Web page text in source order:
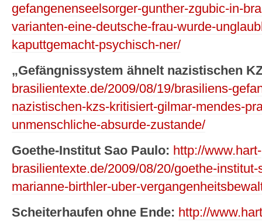
gefangenenseelsorger-gunther-zgubic-in-
varianten-eine-deutsche-frau-wurde-
kaputtgemacht-psychisch-ner/
„Gefängnissystem ähnelt nazistischen
brasilientexte.de/2009/08/19/brasiliens-
nazistischen-kzs-kritisiert-gilmar-mendes-
unmenschliche-absurde-zustande/
Goethe-Institut Sao Paulo: http://www.hart-
brasilientexte.de/2009/08/20/goethe-
marianne-birthler-uber-
Scheiterhaufen ohne Ende: http://